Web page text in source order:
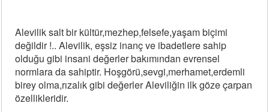
Alevilik salt bir kültür,mezhep,felsefe,yaşam biçimi
değildir !.. Alevilik, eşsiz inanç ve ibadetlere sahip
olduğu gibi insani değerler bakımından evrensel
normlara da sahiptir. Hoşgörü,sevgi,merhamet,erdemli
birey olma,rızalık gibi değerler Aleviliğin ilk göze çarpan
özellikleridir.